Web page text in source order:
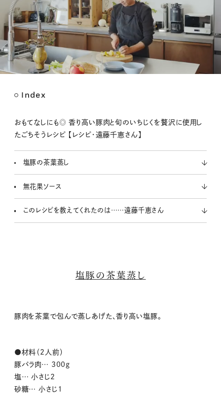
t
Index
おもてなしにも◎ 香り高い豚肉と旬のいちじくを贅沢に使用し
たごちそうレシピ 【レシピ・遠藤千恵さん】
塩豚の茶葉蒸し
無花果ソース
このレシピを教えてくれたのは……遠藤千恵さん
塩豚の茶葉蒸し
豚肉を茶葉で包んで蒸しあげた、香り高い塩豚。
●材料（2人前）
豚バラ肉… 300g
塩… 小さじ2
砂糖… 小さじ1